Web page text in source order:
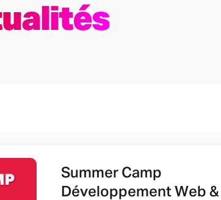
Summer Camp
Développement Web &